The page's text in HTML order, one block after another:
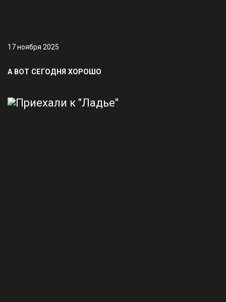
17 ноября 2025
А ВОТ СЕГОДНЯ ХОРОШО